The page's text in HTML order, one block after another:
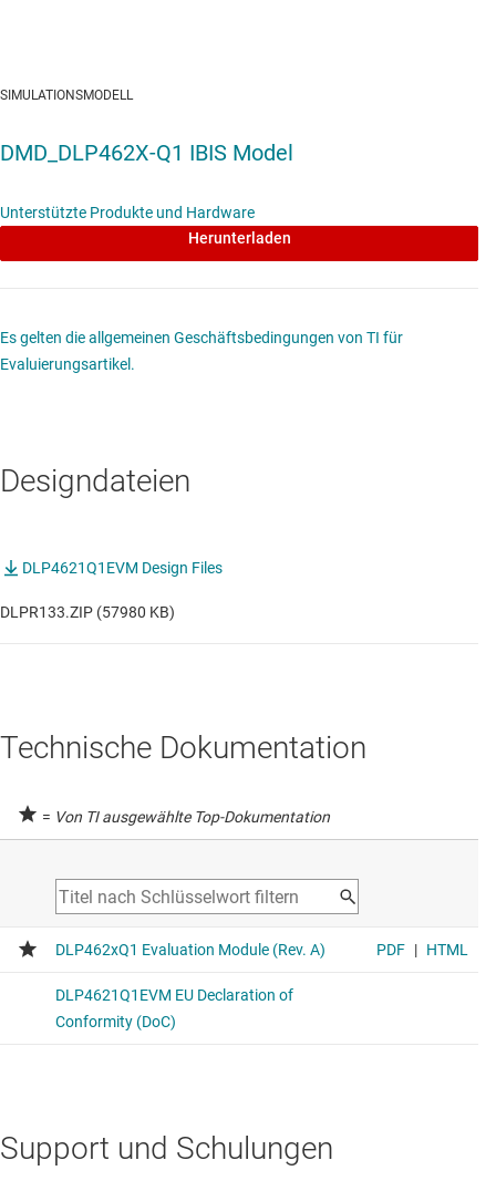
SIMULATIONSMODELL
DMD_DLP462X-Q1 IBIS Model
Unterstützte Produkte und Hardware
Herunterladen
Es gelten die allgemeinen Geschäftsbedingungen von TI für
Evaluierungsartikel.
Designdateien
DLP4621Q1EVM Design Files
DLPR133.ZIP (57980 KB)
Technische Dokumentation
= Von TI ausgewählte Top-Dokumentation
Support und Schulungen